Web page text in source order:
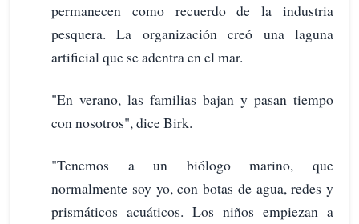
permanecen como recuerdo de la industria
pesquera. La organización creó una laguna
artificial que se adentra en el mar.
"En verano, las familias bajan y pasan tiempo
con nosotros", dice Birk.
"Tenemos a un biólogo marino, que
normalmente soy yo, con botas de agua, redes y
prismáticos acuáticos. Los niños empiezan a